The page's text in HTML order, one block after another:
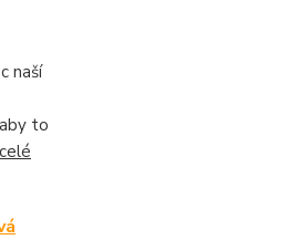
naší
to